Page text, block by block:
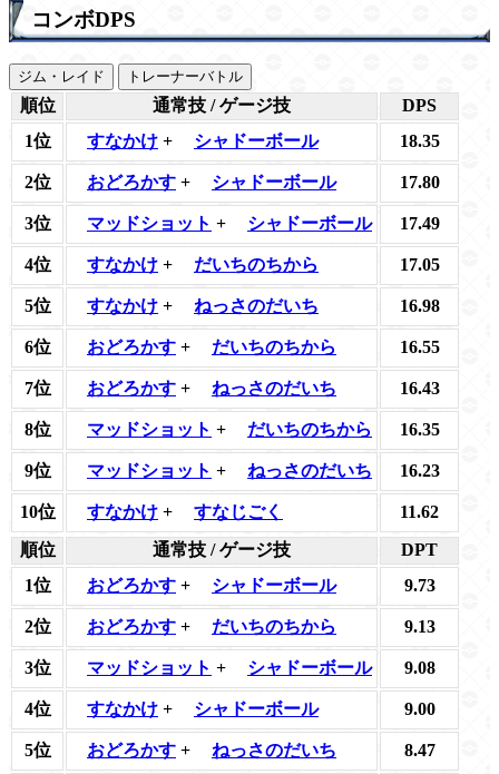
コンボDPS
ジム・レイド トレーナーバトル
順位 通常技 / ゲージ技
DPS
1位
すなかけ + シャドーボール 18.35
2位 おどろかす + シャドーボール 17.80
3位 マッドショット + シャドーボール 17.49
4位 すなかけ + だいちのちから 17.05
5位 すなかけ + ねっさのだいち 16.98
6位 おどろかす + だいちのちから 16.55
7位 おどろかす + ねっさのだいち 16.43
8位 マッドショット + だいちのちから 16.35
9位 マッドショット + ねっさのだいち 16.23
10位 すなかけ + すなじごく
11.62
順位
通常技 / ゲージ技
DPT
1位
おどろかす + シャドーボール 9.73
2位 おどろかす + だいちのちから 9.13
3位 マッドショット + シャドーボール 9.08
4位 すなかけ + シャドーボール 9.00
5位 おどろかす + ねっさのだいち 8.47